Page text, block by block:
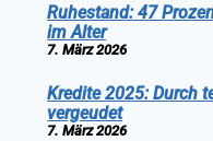
Ruhestand: 47
im Alter
7. März 2026
Kredite 2025: Durch
vergeudet
7. März 2026